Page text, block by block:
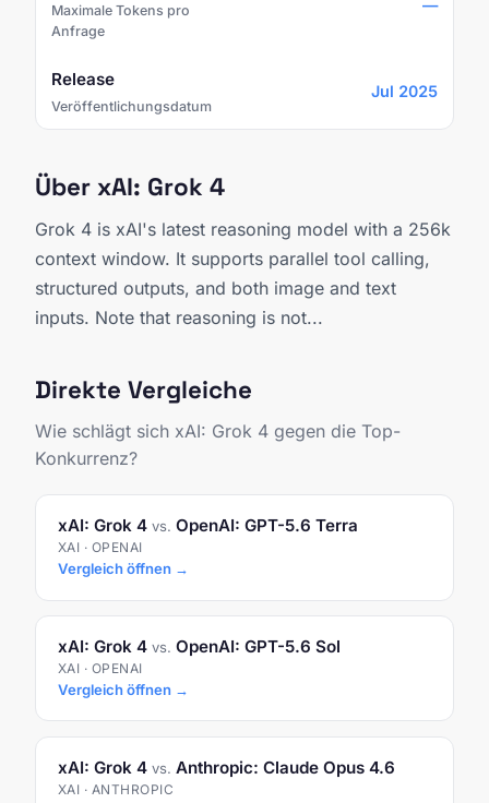
Maximale Tokens pro
Anfrage
—
Release
Veröffentlichungsdatum
Jul 2025
Über xAI: Grok 4
Grok 4 is xAI's latest reasoning model with a 256k
context window. It supports parallel tool calling,
structured outputs, and both image and text
inputs. Note that reasoning is not...
Direkte Vergleiche
Wie schlägt sich xAI: Grok 4 gegen die Top-
Konkurrenz?
xAI: Grok 4 vs. OpenAI: GPT-5.6 Terra
XAI · OPENAI
Vergleich öffnen →
xAI: Grok 4 vs. OpenAI: GPT-5.6 Sol
XAI · OPENAI
Vergleich öffnen →
xAI: Grok 4 vs. Anthropic: Claude Opus 4.6
XAI · ANTHROPIC